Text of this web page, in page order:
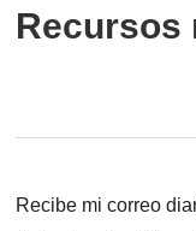
Recursos
Recibe mi correo